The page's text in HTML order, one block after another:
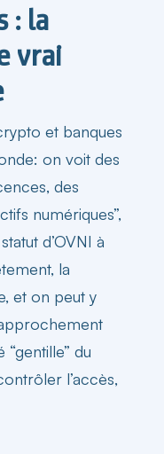
: la
vrai
et banques
on voit des
des
numériques”,
d’OVNI à
la
et on peut y
“gentille” du
l’accès,